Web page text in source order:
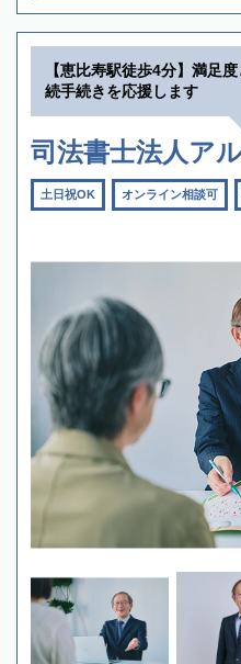
【恵比寿駅徒歩4分】満足
続手続きを応援します
司法書士法人ア
土日祝OK オンライン相談可